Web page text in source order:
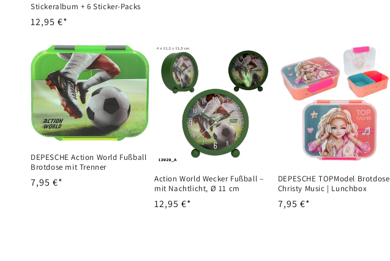
:
Stickeralbum + 6 Sticker-Packs
Normaler
12,95 €*
DEPESCHE Action World Fußball
Brotdose mit Trenner
Normaler
7,95 €*
Action World Wecker Fußball –
mit Nachtlicht, Ø 11 cm
Normaler
12,95 €*
DEPESCHE TOPModel Brotdose
Christy Music | Lunchbox
Normaler
7,95 €*